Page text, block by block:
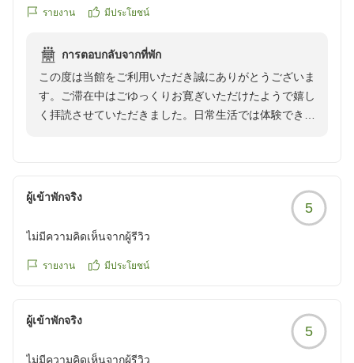
https://review.travel.rakuten.co.jp/hotel/voice/136287?
reviewId=33123478271951
รายงาน มีประโยชน์
การตอบกลับจากที่พัก
この度は当館をご利用いただき誠にありがとうございま
す。ご滞在中はごゆっくりお寛ぎいただけたようで嬉し
く拝読させていただきました。日常生活では体験できな
ちしております。ホテル ココ・グラン高崎フロント村
ผู้เข้าพักจริง
5
ไม่มีความคิดเห็นจากผู้รีวิว
รายงาน มีประโยชน์
ผู้เข้าพักจริง
5
ไม่มีความคิดเห็นจากผู้รีวิว